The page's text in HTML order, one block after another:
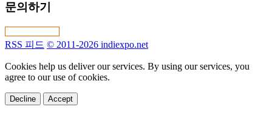
문의하기
RSS 피드 © 2011-2026 indiexpo.net
Cookies help us deliver our services. By using our services, you
agree to our use of cookies.
Decline Accept